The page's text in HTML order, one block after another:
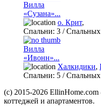
Вилла
«Сузана»...
о. Крит,
Спальни: 3 / Спальных
Вилла
«Ивонн»...
Халкидики,
Спальни: 5 / Спальных
(c) 2015-2026
коттеджей и апартаментов.